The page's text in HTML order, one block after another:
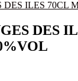
DES